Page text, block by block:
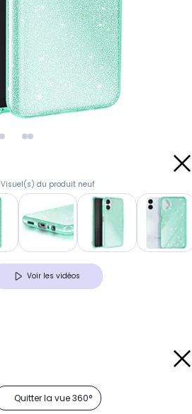
Visuel(s) du produit neuf
Voir les vidéos
Quitter la vue 360°